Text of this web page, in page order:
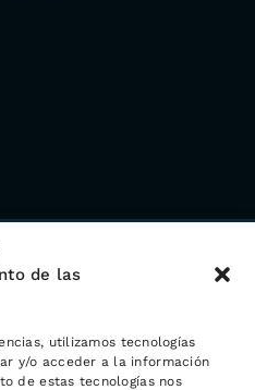
de las
utilizamos tecnologías
y/o acceder a la información
de estas tecnologías nos